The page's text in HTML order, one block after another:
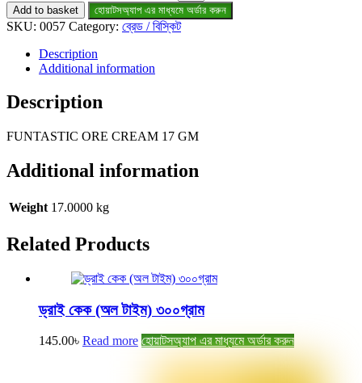
Add to basket হোয়াটসঅ্যাপ এর মাধ্যমে অর্ডার করুন
SKU: 0057 Category: ব্রেড / বিস্কিট
Description
Additional information
Description
FUNTASTIC ORE CREAM 17 GM
Additional information
Weight 17.0000 kg
Related Products
ড্রাই কেক (অল টাইম) ৩০০গ্রাম
145.00৳ Read more হোয়াটসঅ্যাপ এর মাধ্যমে অর্ডার করুন